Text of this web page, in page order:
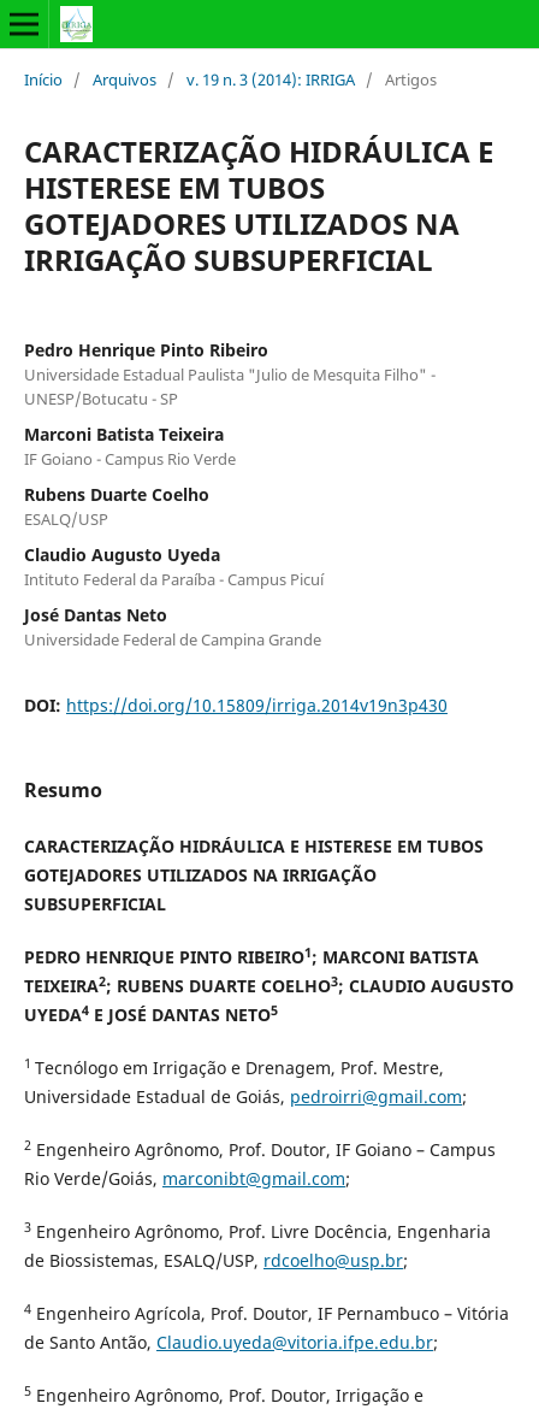
Início / Arquivos / v. 19 n. 3 (2014): IRRIGA / Artigos
CARACTERIZAÇÃO HIDRÁULICA E
HISTERESE EM TUBOS
GOTEJADORES UTILIZADOS NA
IRRIGAÇÃO SUBSUPERFICIAL
Pedro Henrique Pinto Ribeiro
Universidade Estadual Paulista "Julio de Mesquita Filho" -
UNESP/Botucatu - SP
Marconi Batista Teixeira
IF Goiano - Campus Rio Verde
Rubens Duarte Coelho
ESALQ/USP
Claudio Augusto Uyeda
Intituto Federal da Paraíba - Campus Picuí
José Dantas Neto
Universidade Federal de Campina Grande
DOI: https://doi.org/10.15809/irriga.2014v19n3p430
Resumo
CARACTERIZAÇÃO HIDRÁULICA E HISTERESE EM TUBOS
GOTEJADORES UTILIZADOS NA IRRIGAÇÃO
SUBSUPERFICIAL
PEDRO HENRIQUE PINTO RIBEIRO1; MARCONI BATISTA
TEIXEIRA2; RUBENS DUARTE COELHO3; CLAUDIO AUGUSTO
UYEDA4E JOSÉ DANTAS NETO5
1 Tecnólogo em Irrigação e Drenagem, Prof. Mestre,
Universidade Estadual de Goiás, pedroirri@gmail.com;
2Engenheiro Agrônomo, Prof. Doutor, IF Goiano – Campus
Rio Verde/Goiás, marconibt@gmail.com;
3Engenheiro Agrônomo, Prof. Livre Docência, Engenharia
de Biossistemas, ESALQ/USP, rdcoelho@usp.br;
4Engenheiro Agrícola, Prof. Doutor, IF Pernambuco – Vitória
de Santo Antão, Claudio.uyeda@vitoria.ifpe.edu.br;
5Engenheiro Agrônomo, Prof. Doutor, Irrigação e